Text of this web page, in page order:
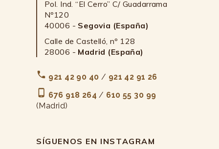
Pol. Ind. “El Cerro” C/ Guadarrama
Nº120
40006 - Segovia (España)
Calle de Castelló, nº 128
28006 - Madrid (España)
921 42 90 40 / 921 42 91 26
676 918 264 / 610 55 30 99
(Madrid)
SÍGUENOS EN INSTAGRAM